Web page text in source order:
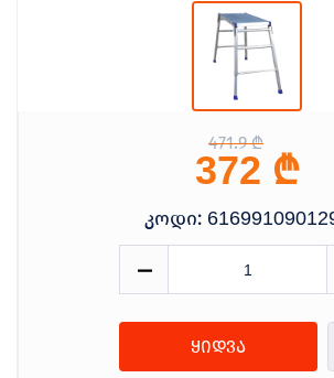
471.9 ₾
372 ₾
კოდი:
ყიდვა